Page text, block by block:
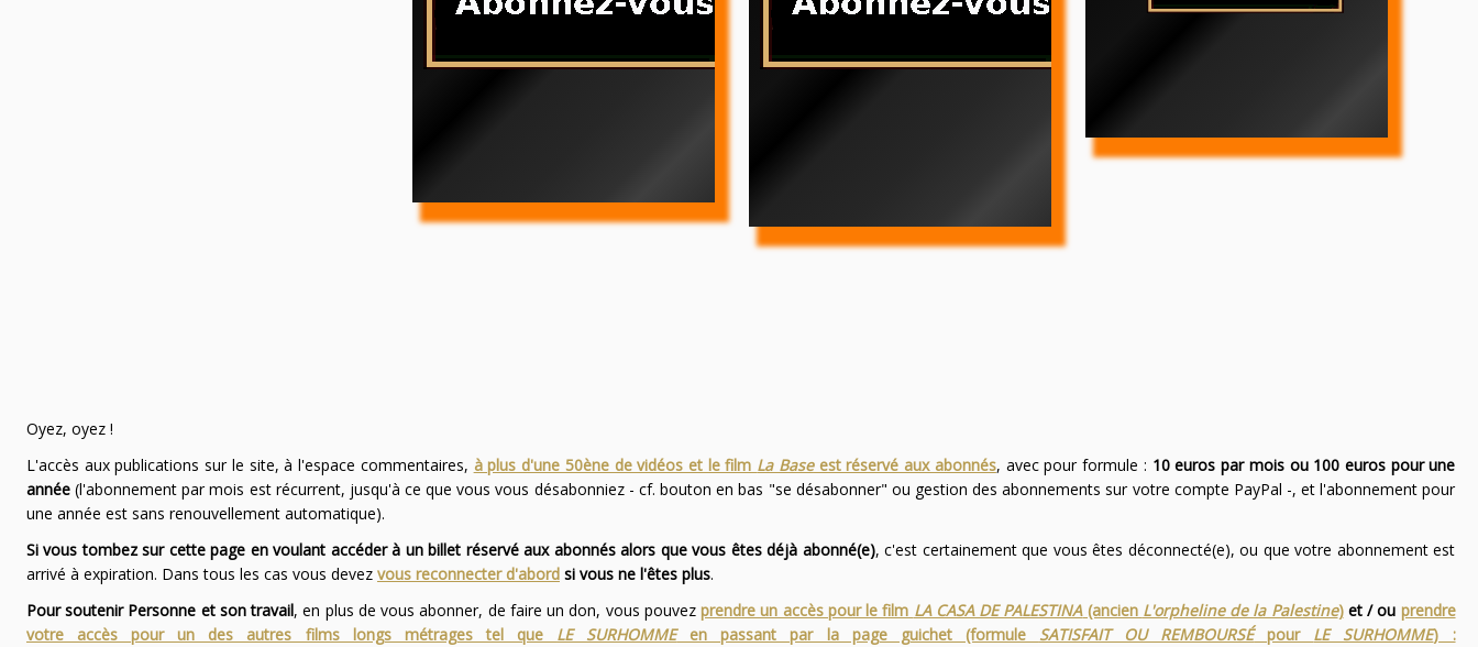
Oyez, oyez !
L'accès aux publications sur le site, à l'espace commentaires, à plus d'une 50ène de vidéos et le film La Baseest réservé aux abonnés, avec pour formule : 10 euros par mois ou 100 euros pour une
année(l'abonnement par mois est récurrent, jusqu'à ce que vous vous désabonniez - cf. bouton en bas "se désabonner" ou gestion des abonnements sur votre compte PayPal -, et l'abonnement pour
une année est sans renouvellement automatique).
Si vous tombez sur cette page en voulant accéder à un billet réservé aux abonnés alors que vous êtes déjà abonné(e), c'est certainement que vous êtes déconnecté(e), ou que votre abonnement est
arrivé à expiration. Dans tous les cas vous devez vous reconnecter d'abordsi vous ne l'êtes plus.
Pour soutenir Personne et son travail, en plus de vous abonner, de faire un don, vous pouvezprendre un accès pour le film LA CASA DE PALESTINA(ancien L'orpheline de la Palestine)et / ou prendre
votre accès pour un des autres films longs métrages tel que LE SURHOMMEen passant par la page guichet (formule SATISFAIT OU REMBOURSÉpour LE SURHOMME) :